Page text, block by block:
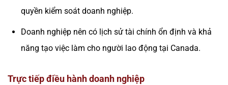
quyền kiểm soát doanh nghiệp.
Doanh nghiệp nên có lịch sử tài chính ổn định và khả
năng tạo việc làm cho người lao động tại Canada.
Trực tiếp điều hành doanh nghiệp